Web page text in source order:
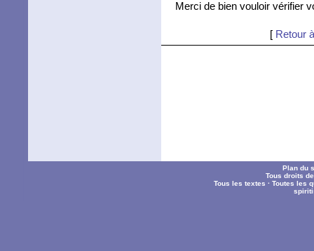
Merci de bien vouloir vérifier
[ Retour
Plan du
Tous droits
Tous les textes ·Toutes les